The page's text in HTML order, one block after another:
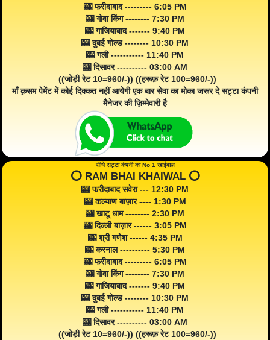
🎰 फरीदाबाद --------- 6:05 PM
🎰 गोवा किंग -------- 7:30 PM
🎰 गाजियाबाद ------- 9:40 PM
🎰 दुबई गोल्ड -------- 10:30 PM
🎰 गली ----------- 11:40 PM
🎰 दिसावर ---------- 03:00 AM
((जोड़ी रेट 10=960/-)) ((हरूफ़ रेट 100=960/-))
माँ क़सम पेमेंट में कोई दिक्कत नहीं आयेगी एक बार सेवा का मोका जरूर दे सट्टा कंपनी
मैनेजर की ज़िम्मेवारी है
सीधे सट्टा कंपनी का No 1 खाईवाल
⭕️ RAM BHAI KHAIWAL ⭕️
🎰 फरीदाबाद सवेरा --- 12:30 PM
🎰 कल्याण बाज़ार ---- 1:30 PM
🎰 खाटू धाम -------- 2:30 PM
🎰 दिल्ली बाज़ार ------ 3:05 PM
🎰 श्री गणेश ------ 4:35 PM
🎰 करनाल ---------- 5:30 PM
🎰 फरीदाबाद --------- 6:05 PM
🎰 गोवा किंग -------- 7:30 PM
🎰 गाजियाबाद ------- 9:40 PM
🎰 दुबई गोल्ड -------- 10:30 PM
🎰 गली ----------- 11:40 PM
🎰 दिसावर ---------- 03:00 AM
((जोड़ी रेट 10=960/-)) ((हरूफ़ रेट 100=960/-))